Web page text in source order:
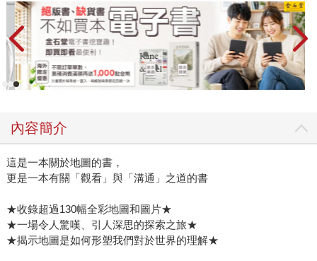
內容簡介
這是一本關於地圖的書，
更是一本有關「觀看」與「溝通」之道的書
★收錄超過130幅全彩地圖和圖片★
★一場令人驚嘆、引人深思的探索之旅★
★揭示地圖是如何形塑我們對於世界的理解★